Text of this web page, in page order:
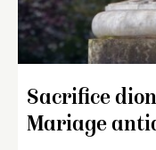
Sacrifice
Mariage